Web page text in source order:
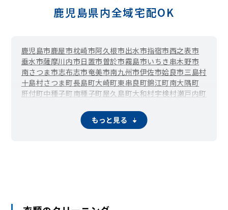
鹿児島県内全域宅配OK
鹿児島市鹿屋市枕崎市阿久根市出水市指宿市西之表市
垂水市薩摩川内市日置市 曽於市霧島市いちき串木野市
南さつま市志布志市奄美市南九州市伊佐市姶良市三島村
十島村さつま町長島町大崎町東串良町錦江町南大隅町
肝付町中種子町南種子町屋久島町大和村宇検村瀬戸内町
もっと見る